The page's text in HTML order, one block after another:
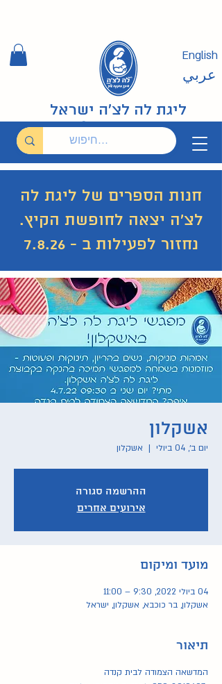
ליגת לה לצ'ה ישראל
English
عربي
חנות הספרים של ליגת לה
לצ'ה יצאה לחופשת הקיץ.
נחזור לפעילות ב - 7.8.26
אשקלון
יום ב׳, 04 ביולי
  |
אשקלון
ההרשמה סגורה
אירועים אחרים
מועד ומיקום
04 ביולי 2022, 9:30 – 11:00
אשקלון, בר כוכבא, אשקלון, ישראל
תיאור
המדשאה הצמודה לבית קנדה